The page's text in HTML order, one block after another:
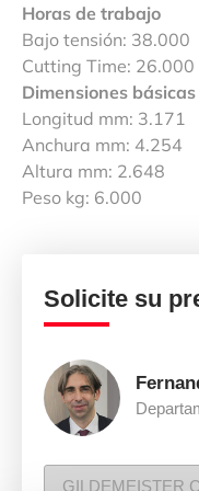
Horas de trabajo
Bajo tensión: 38.000
Cutting Time: 26.000
Dimensiones
Longitud mm: 3.171
Anchura mm: 4.254
Altura mm: 2.648
Peso kg: 6.000
Solicite su